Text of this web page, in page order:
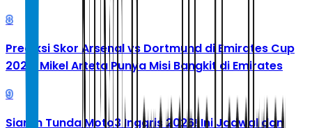
8
Prediksi Skor Arsenal vs Dortmund di Emirates Cup
2026: Mikel Arteta Punya Misi Bangkit di Emirates
9
Siaran Tunda Moto3 Inggris 2026! Ini Jadwal dan